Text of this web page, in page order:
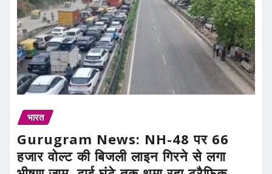
भारत
Gurugram News: NH-48 पर 66
हजार वोल्ट की बिजली लाइन गिरने से लगा